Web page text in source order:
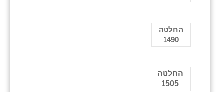
החלטה
1490
החלטה
1505